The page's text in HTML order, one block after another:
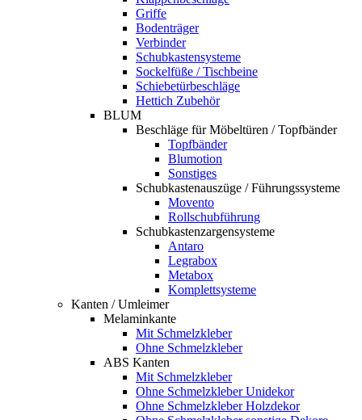
Griffe
Bodenträger
Verbinder
Schubkastensysteme
Sockelfüße / Tischbeine
Schiebetürbeschläge
Hettich Zubehör
BLUM
Beschläge für Möbeltüren / Topfbänder
Topfbänder
Blumotion
Sonstiges
Schubkastenauszüge / Führungssysteme
Movento
Rollschubführung
Schubkastenzargensysteme
Antaro
Legrabox
Metabox
Komplettsysteme
Kanten / Umleimer
Melaminkante
Mit Schmelzkleber
Ohne Schmelzkleber
ABS Kanten
Mit Schmelzkleber
Ohne Schmelzkleber Unidekor
Ohne Schmelzkleber Holzdekor